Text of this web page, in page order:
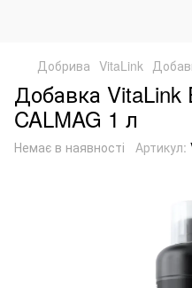
Добрива VitaLink
Добавка VitaLink
CALMAG 1 л
Немає в наявності Артикул: